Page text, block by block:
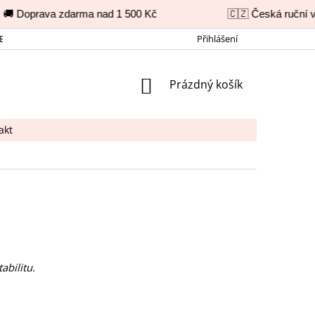
Doprava zdarma nad 1 500 Kč 🇨🇿 Česká ruční
ÚDAJŮ KONTAKT
Přihlášení
NÁKUPNÍ
Prázdný košík